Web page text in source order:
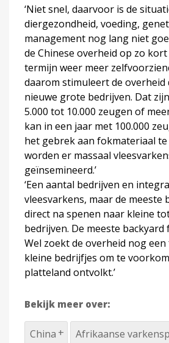
‘Niet snel, daarvoor is de
diergezondheid, voeding,
management nog lang niet
de Chinese overheid op zo
termijn weer meer
daarom stimuleert de overheid
nieuwe grote bedrijven. Dat
5.000 tot 10.000 zeugen of
kan in een jaar met 100.000
het gebrek aan fokmateriaal
worden er massaal
geïnsemineerd.’
‘Een aantal bedrijven en
vleesvarkens, maar de meeste
direct na spenen naar kleine
bedrijven. De meeste backyard
Wel zoekt de overheid nog
kleine bedrijfjes om te
platteland ontvolkt.’
Bekijk meer over:
China Afrikaanse